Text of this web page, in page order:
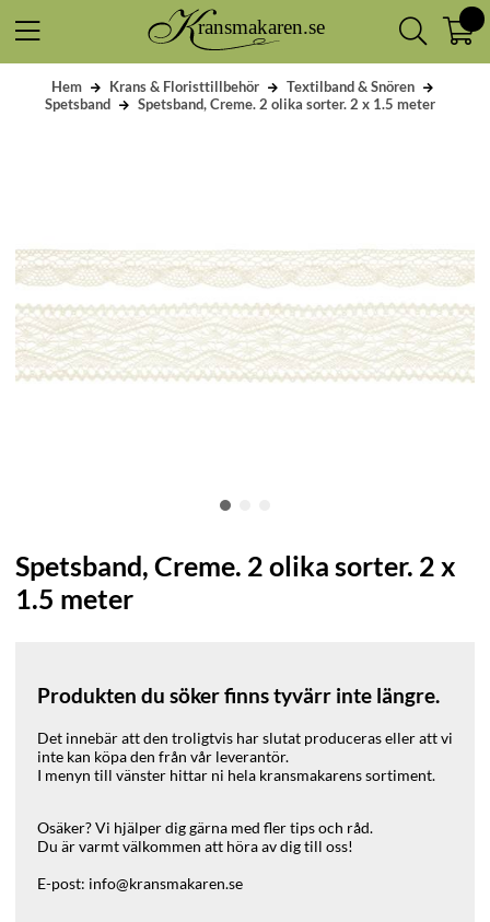
Hem Krans & Floristtillbehör
Textilband & Snören
Spetsband
Spetsband, Creme. 2 olika sorter. 2 x 1.5 meter
Spetsband, Creme. 2 olika sorter. 2 x
1.5 meter
Produkten du söker finns tyvärr inte längre.
Det innebär att den troligtvis har slutat produceras eller att vi
inte kan köpa den från vår leverantör.
I menyn till vänster hittar ni hela kransmakarens sortiment.
Osäker? Vi hjälper dig gärna med fler tips och råd.
Du är varmt välkommen att höra av dig till oss!
E-post: info@kransmakaren.se